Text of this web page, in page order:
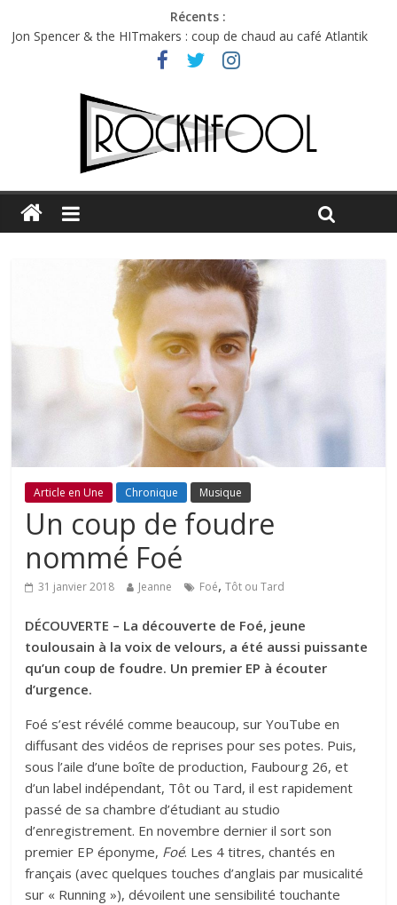
Récents :
Charlie Puth à l’Olympia : la leçon de pop du Professeur Puth
Jon Spencer & the HITmakers : coup de chaud au café Atlantik
Hellfest 2026 vendredi : température et émotions en hausse
Première édition du Midgard Festival : entre bière, métal et
Article en Une Chronique Musique
Un coup de foudre
nommé Foé
31 janvier 2018 Jeanne Foé,Tôt ou Tard
DÉCOUVERTE – La découverte de Foé, jeune
toulousain à la voix de velours, a été aussi puissante
qu’un coup de foudre. Un premier EP à écouter
d’urgence.
Foé s’est révélé comme beaucoup, sur YouTube en
diffusant des vidéos de reprises pour ses potes. Puis,
sous l’aile d’une boîte de production, Faubourg 26, et
d’un label indépendant, Tôt ou Tard, il est rapidement
passé de sa chambre d’étudiant au studio
d’enregistrement. En novembre dernier il sort son
premier EP éponyme, Foé. Les 4 titres, chantés en
français (avec quelques touches d’anglais par musicalité
sur « Running »), dévoilent une sensibilité touchante